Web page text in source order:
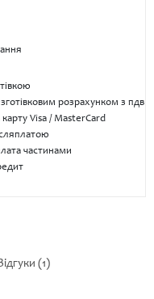
розрахунком з пдв
карту Visa / MasterCard
частинами
(1)